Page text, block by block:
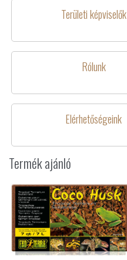
Területi képviselők
Rólunk
Elérhetőségeink
Termék ajánló